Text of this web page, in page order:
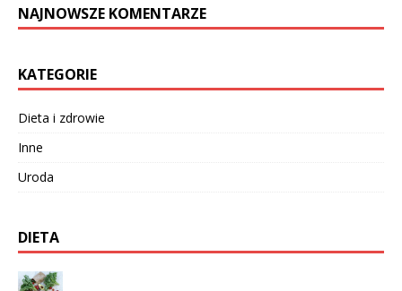
NAJNOWSZE KOMENTARZE
KATEGORIE
Dieta i zdrowie
Inne
Uroda
DIETA